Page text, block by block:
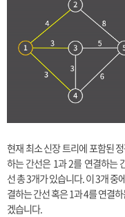
현재 최소 신장 트리에 포함된
하는 간선은 1과 2를 연결하는
선 총 3개가 있습니다. 이 3개 중
결하는 간선 혹은 1과 4를 연결
겠습니다.